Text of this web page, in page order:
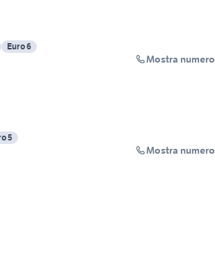
Euro 6
Mostra numero
5
Mostra numero